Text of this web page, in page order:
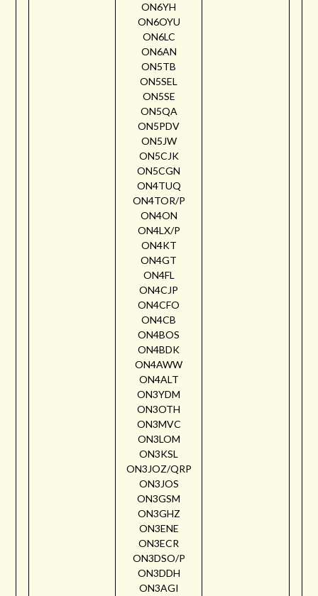
ON6YH
ON6OYU
ON6LC
ON6AN
ON5TB
ON5SEL
ON5SE
ON5QA
ON5PDV
ON5JW
ON5CJK
ON5CGN
ON4TUQ
ON4TOR/P
ON4ON
ON4LX/P
ON4KT
ON4GT
ON4FL
ON4CJP
ON4CFO
ON4CB
ON4BOS
ON4BDK
ON4AWW
ON4ALT
ON3YDM
ON3OTH
ON3MVC
ON3LOM
ON3KSL
ON3JOZ/QRP
ON3JOS
ON3GSM
ON3GHZ
ON3ENE
ON3ECR
ON3DSO/P
ON3DDH
ON3AGI